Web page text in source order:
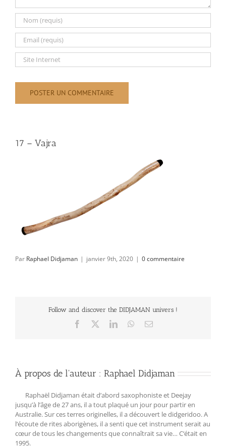
17 – Vajra
Par Raphael Didjaman | janvier 9th, 2020 | 0 commentaire
Follow and discover the DIDJAMAN univers !
Facebook LinkedInWhatsApp
Email
À propos de l'auteur : Raphael Didjaman
Raphaël Didjaman était d’abord saxophoniste et Deejay
jusqu’à l’âge de 27 ans, il a tout plaqué un jour pour partir en
Australie. Sur ces terres originelles, il a découvert le didgeridoo. A
l‘écoute de rites aborigènes, il a senti que cet instrument serait au
cœur de tous les changements que connaîtrait sa vie… C‘était en
1995.